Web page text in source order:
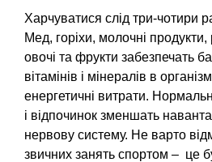
Харчуватися слід три-чотири
Мед, горіхи, мо­лочні продукти,
овочі та фрукти забезпечать
вітамінів і мінералів в
енергетичні витрати.
і відпочинок зменшать
нервову систему. Не варто
звичних занять спортом – це